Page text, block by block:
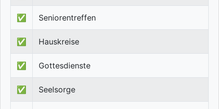
✅ Seniorentreffen
✅ Hauskreise
✅ Gottesdienste
✅ Seelsorge